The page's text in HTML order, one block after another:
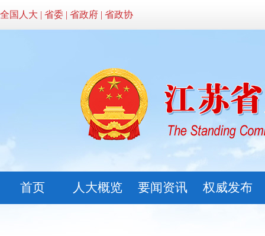
全国人大 | 省委 | 省政府 | 省政协
首页 人大概览 要闻资讯 权威发布